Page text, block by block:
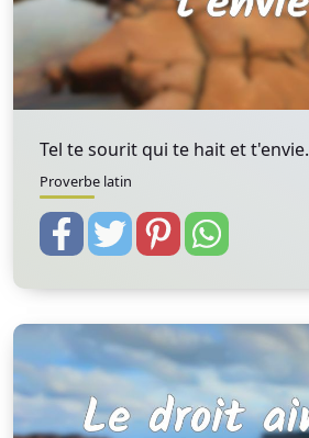
Tel te sourit qui te hait et t'envie.
Proverbe latin